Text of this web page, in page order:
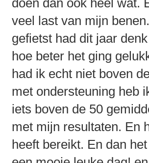
doen dan ook heel wat.
veel last van mijn
gefietst had dit jaar
hoe beter het ging
had ik echt niet boven
met ondersteuning heb
iets boven de 50
met mijn resultaten. En
heeft bereikt. En dan